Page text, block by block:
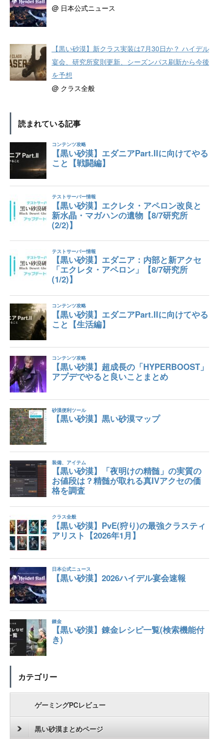
@ 日本公式ニュース
【黒い砂漠】新クラス実装は7月30日か？ ハイデル
宴会、研究所変則更新、シーズンパス刷新から今後
を予想
@ クラス全般
読まれている記事
カテゴリー
ゲーミングPCレビュー
黒い砂漠まとめページ